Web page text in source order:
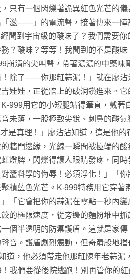
只有一個閃爍著詭異紅色光芒的
滋——」的電流聲，接著傳來一
聞到宇宙級的酸味了？我們需要
？酸味？等等！我聞到的不是酸
崩潰的尖叫聲，帶著濃濃的中藥
除了——你那缸蒜泥！」就在廖
娃娃，正從牆上的破洞鑽進來。
用它的小短腿站得筆直，戴著
未落，一股極致尖銳、刺鼻的酸
是真理！」廖沾沾知道，這是他
牆門邊緣，光線一瞬間被極端的
燈牌，閃爍得讓人眼睛發疼，同
醬料學的侮辱！必須淨化！」「
積藍色光芒。K-999特務用它穿
「它會把你的蒜泥在零點一秒內
的極限速度，從旁邊的麵粉堆中
個半透明的防禦護盾。這就是家
音。護盾劇烈震動，但奇蹟般地
道，他必須帶走他那缸陳年老蒜
！我們要從後院逃跑！別再管你的